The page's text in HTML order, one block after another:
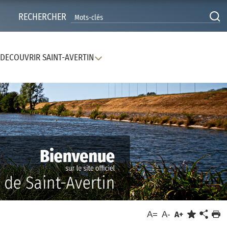
RECHERCHER
DECOUVRIR SAINT-AVERTIN
A= A- A+